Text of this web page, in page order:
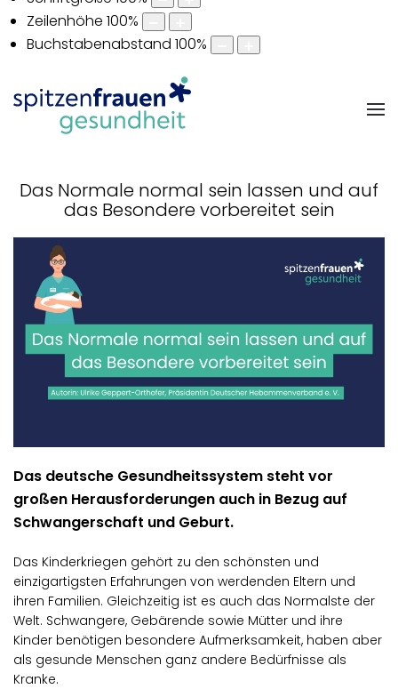
Zeilenhöhe 100%
Buchstabenabstand 100%
Das Normale normal sein lassen und auf
das Besondere vorbereitet sein
Das deutsche Gesundheitssystem steht vor
großen Herausforderungen auch in Bezug auf
Schwangerschaft und Geburt.
Das Kinderkriegen gehört zu den schönsten und
einzigartigsten Erfahrungen von werdenden Eltern und
ihren Familien. Gleichzeitig ist es auch das Normalste der
Welt. Schwangere, Gebärende sowie Mütter und ihre
Kinder benötigen besondere Aufmerksamkeit, haben aber
als gesunde Menschen ganz andere Bedürfnisse als
Kranke.